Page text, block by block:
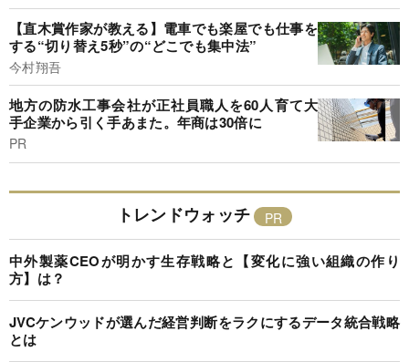
【直木賞作家が教える】電車でも楽屋でも仕事を
する“切り替え5秒”の“どこでも集中法”
今村翔吾
地方の防水工事会社が正社員職人を60人育て大
手企業から引く手あまた。年商は30倍に
PR
トレンドウォッチ
中外製薬CEOが明かす生存戦略と【変化に強い組織の作り
方】は？
JVCケンウッドが選んだ経営判断をラクにするデータ統合戦略
とは